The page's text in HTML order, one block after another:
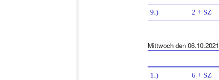
9.) 2 + SZ
Mittwoch den 06.10.2021
1.) 6 + SZ